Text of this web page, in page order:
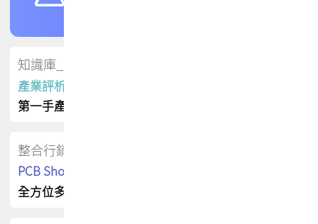
知識庫_會員專屬
產業評析報告
第一手產業資訊
整合行銷
PCB Shop 採購指南
全方位多元曝光方案